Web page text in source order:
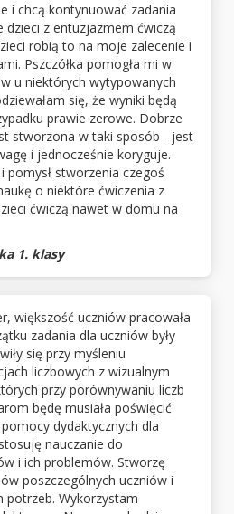
i chcą kontynuować zadania
dzieci z entuzjazmem ćwiczą
robią to na moje zalecenie i
Pszczółka pomogła mi w
u niektórych wytypowanych
się, że wyniki będą
prawie zerowe. Dobrze
stworzona w taki sposób - jest
i jednocześnie koryguje.
pomysł stworzenia czegoś
o niektóre ćwiczenia z
ćwiczą nawet w domu na
1. klasy
większość uczniów pracowała
zadania dla uczniów były
się przy myśleniu
liczbowych z wizualnym
przy porównywaniu liczb
będę musiała poświęcić
dydaktycznych dla
nauczanie do
i ich problemów. Stworzę
poszczególnych uczniów i
potrzeb. Wykorzystam